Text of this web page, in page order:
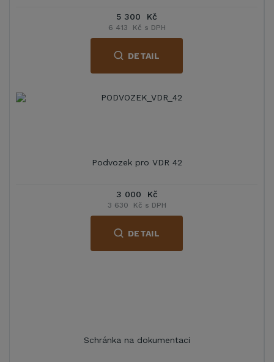
5 300 Kč
6 413 Kč s DPH
DETAIL
Podvozek pro VDR 42
3 000 Kč
3 630 Kč s DPH
DETAIL
Schránka na dokumentaci